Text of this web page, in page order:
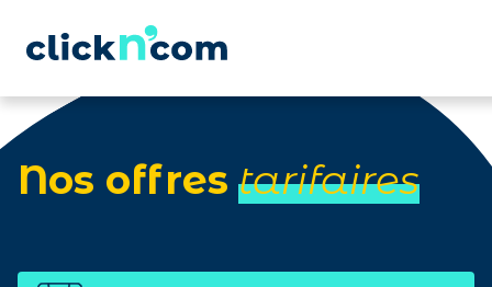
Nos offres tarifaires